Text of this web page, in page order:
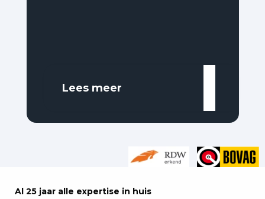
Lees meer
Al 25 jaar alle expertise in huis